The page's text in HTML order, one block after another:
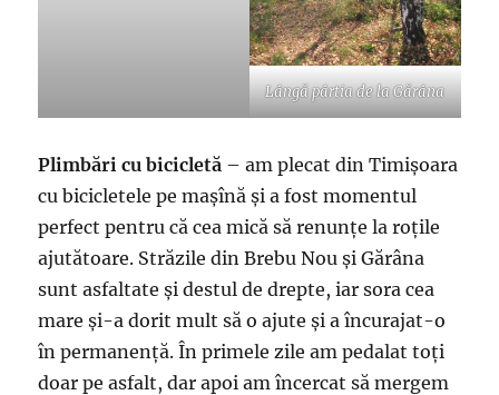
Lângă pârtia de la Gărâna
Plimbări cu bicicletă – am plecat din Timișoara
cu bicicletele pe mașînă și a fost momentul
perfect pentru că cea mică să renunțe la roțile
ajutătoare. Străzile din Brebu Nou și Gărâna
sunt asfaltate și destul de drepte, iar sora cea
mare și-a dorit mult să o ajute și a încurajat-o
în permanență. În primele zile am pedalat toți
doar pe asfalt, dar apoi am încercat să mergem